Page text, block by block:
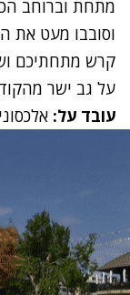
מתחת וברוחב
וסובבו מעט את
קרש מתחתיכם
על גב ישר
עובד על: